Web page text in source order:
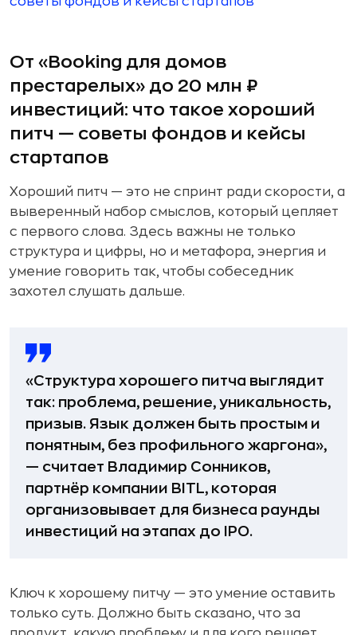
От «Booking для домов
престарелых» до 20 млн ₽
инвестиций: что такое хороший
питч — советы фондов и кейсы
стартапов
Хороший питч — это не спринт ради скорости, а
выверенный набор смыслов, который цепляет
с первого слова. Здесь важны не только
структура и цифры, но и метафора, энергия и
умение говорить так, чтобы собеседник
захотел слушать дальше.
«Структура хорошего питча выглядит
так: проблема, решение, уникальность,
призыв. Язык должен быть простым и
понятным, без профильного жаргона»,
— считает Владимир Сонников,
партнёр компании BITL, которая
организовывает для бизнеса раунды
инвестиций на этапах до IPO.
Ключ к хорошему питчу — это умение оставить
только суть. Должно быть сказано, что за